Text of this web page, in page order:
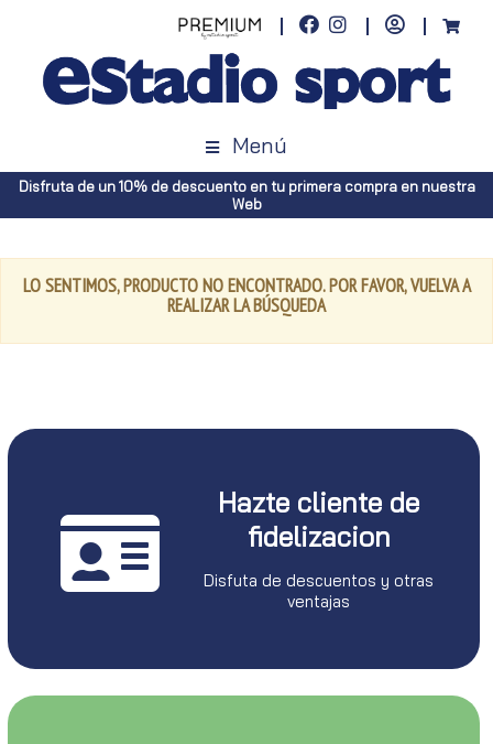
Menú
Disfruta de un 10% de descuento en tu primera compra en nuestra
Web
LO SENTIMOS, PRODUCTO NO ENCONTRADO. POR FAVOR, VUELVA A
REALIZAR LA BÚSQUEDA
Hazte cliente de
fidelizacion
Disfuta de descuentos y otras
ventajas